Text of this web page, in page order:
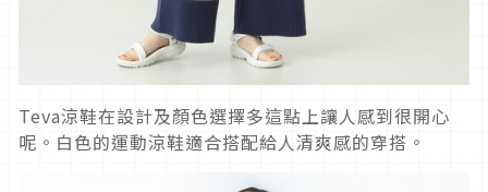
Teva涼鞋在設計及顏色選擇多這點上讓人感到很開心
呢。白色的運動涼鞋適合搭配給人清爽感的穿搭。